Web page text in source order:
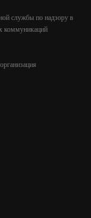
службы по надзору в
коммуникаций